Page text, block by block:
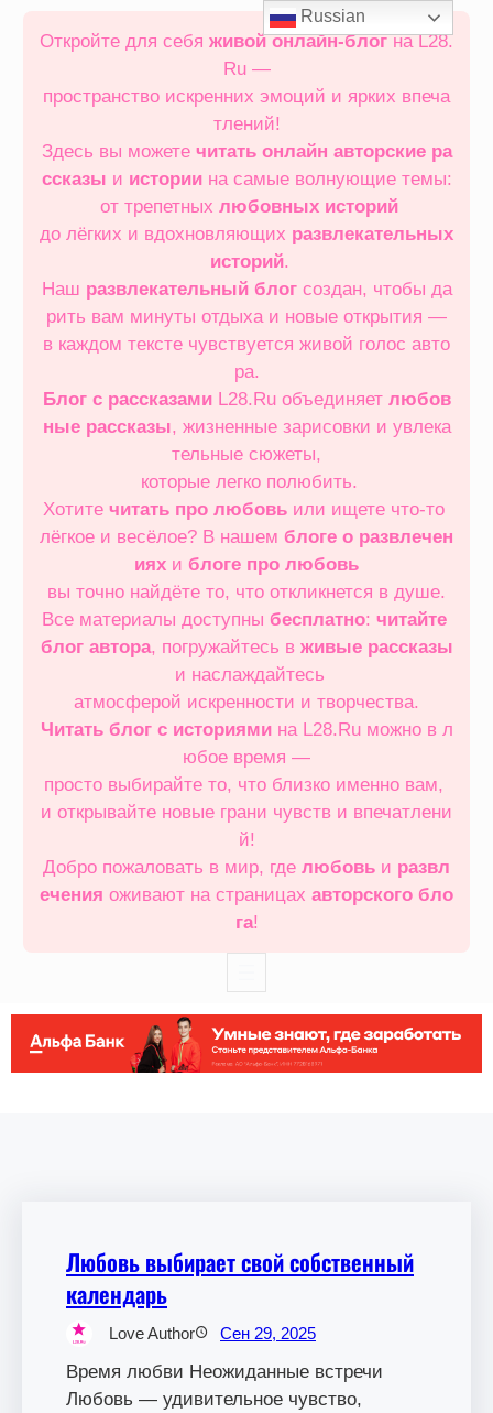
Откройте для себя живой онлайн‑блогна L28.
Ru —
пространство искренних эмоций и ярких впеча
тлений!
Здесь вы можете читать онлайн авторские ра
ссказы и историина самые волнующие темы:
от трепетных любовных историй
до лёгких и вдохновляющих развлекательных
историй.
Наш развлекательный блогсоздан, чтобы да
рить вам минуты отдыха и новые открытия —
в каждом тексте чувствуется живой голос авто
ра.
Блог с рассказамиL28.Ru объединяет любов
ные рассказы, жизненные зарисовки и увлека
тельные сюжеты,
которые легко полюбить.
Хотите читать про любовь или ищете что‑то
лёгкое и весёлое? В нашем блоге о развлечен
иях и блоге про любовь
вы точно найдёте то, что откликнется в душе.
Все материалы доступны бесплатно: читайте
блог автора, погружайтесь в живые рассказы
и наслаждайтесь
атмосферой искренности и творчества.
Читать блог с историямина L28.Ru можно в л
юбое время —
просто выбирайте то, что близко именно вам,
и открывайте новые грани чувств и впечатлени
й!
Добро пожаловать в мир, где любовь и развл
ечения оживают на страницах авторского бло
га!
Любовь выбирает свой собственный
календарь
Love Author Сен 29, 2025
Время любви Неожиданные встречи
Любовь — удивительное чувство,
Russian